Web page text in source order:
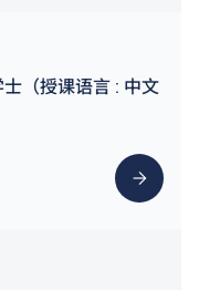
（授课语言 : 中文